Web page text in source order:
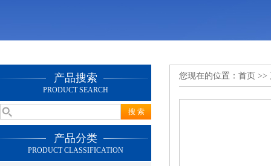
产品搜索
PRODUCT SEARCH
产品分类
PRODUCT CLASSIFICATION
您现在的位置： 首页 >>